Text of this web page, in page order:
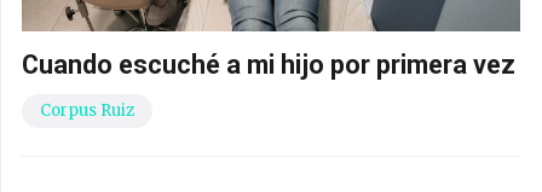
Cuando escuché a mi hijo por primera vez
Corpus Ruiz